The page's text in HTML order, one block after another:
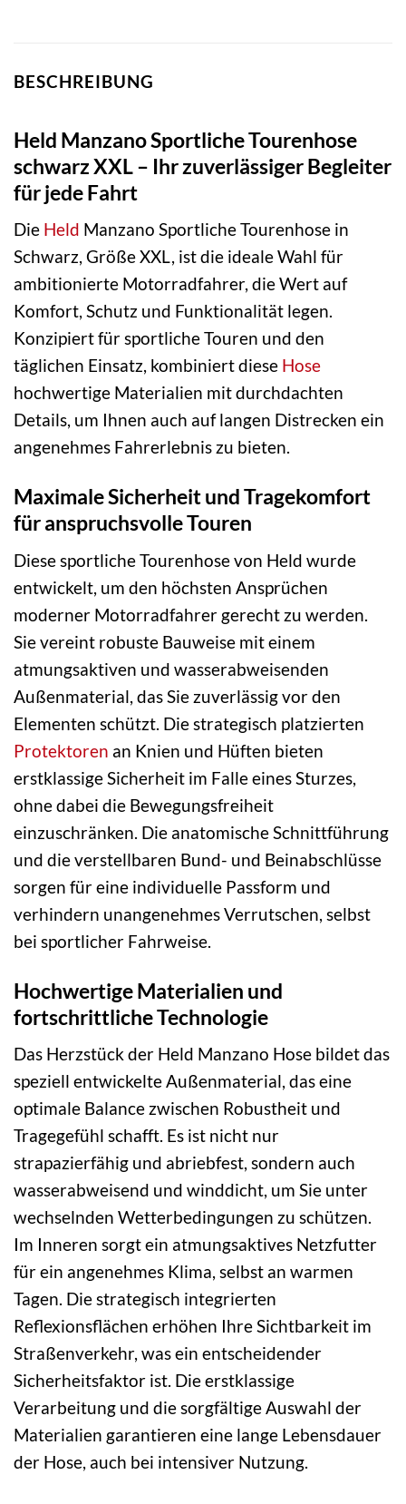
BESCHREIBUNG
Held Manzano Sportliche Tourenhose
schwarz XXL – Ihr zuverlässiger Begleiter
für jede Fahrt
Die Held Manzano Sportliche Tourenhose in
Schwarz, Größe XXL, ist die ideale Wahl für
ambitionierte Motorradfahrer, die Wert auf
Komfort, Schutz und Funktionalität legen.
Konzipiert für sportliche Touren und den
täglichen Einsatz, kombiniert diese Hose
hochwertige Materialien mit durchdachten
Details, um Ihnen auch auf langen Distrecken ein
angenehmes Fahrerlebnis zu bieten.
Maximale Sicherheit und Tragekomfort
für anspruchsvolle Touren
Diese sportliche Tourenhose von Held wurde
entwickelt, um den höchsten Ansprüchen
moderner Motorradfahrer gerecht zu werden.
Sie vereint robuste Bauweise mit einem
atmungsaktiven und wasserabweisenden
Außenmaterial, das Sie zuverlässig vor den
Elementen schützt. Die strategisch platzierten
Protektoren an Knien und Hüften bieten
erstklassige Sicherheit im Falle eines Sturzes,
ohne dabei die Bewegungsfreiheit
einzuschränken. Die anatomische Schnittführung
und die verstellbaren Bund- und Beinabschlüsse
sorgen für eine individuelle Passform und
verhindern unangenehmes Verrutschen, selbst
bei sportlicher Fahrweise.
Hochwertige Materialien und
fortschrittliche Technologie
Das Herzstück der Held Manzano Hose bildet das
speziell entwickelte Außenmaterial, das eine
optimale Balance zwischen Robustheit und
Tragegefühl schafft. Es ist nicht nur
strapazierfähig und abriebfest, sondern auch
wasserabweisend und winddicht, um Sie unter
wechselnden Wetterbedingungen zu schützen.
Im Inneren sorgt ein atmungsaktives Netzfutter
für ein angenehmes Klima, selbst an warmen
Tagen. Die strategisch integrierten
Reflexionsflächen erhöhen Ihre Sichtbarkeit im
Straßenverkehr, was ein entscheidender
Sicherheitsfaktor ist. Die erstklassige
Verarbeitung und die sorgfältige Auswahl der
Materialien garantieren eine lange Lebensdauer
der Hose, auch bei intensiver Nutzung.